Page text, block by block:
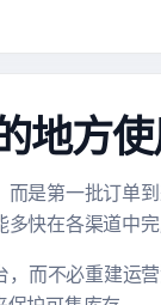
地方
是第一批订单
快在各渠道中完
而不必重建运营